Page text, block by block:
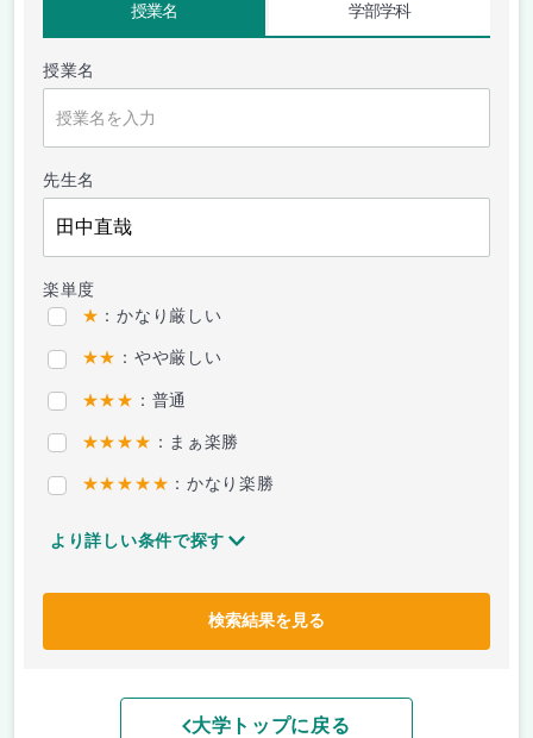
授業名 学部学科
授業名
先生名
楽単度
★ ：かなり厳しい
★★ ：やや厳しい
★★★ ：普通
★★★★ ：まぁ楽勝
★★★★★ ：かなり楽勝
より詳しい条件で探す
検索結果を見る
大学トップに戻る